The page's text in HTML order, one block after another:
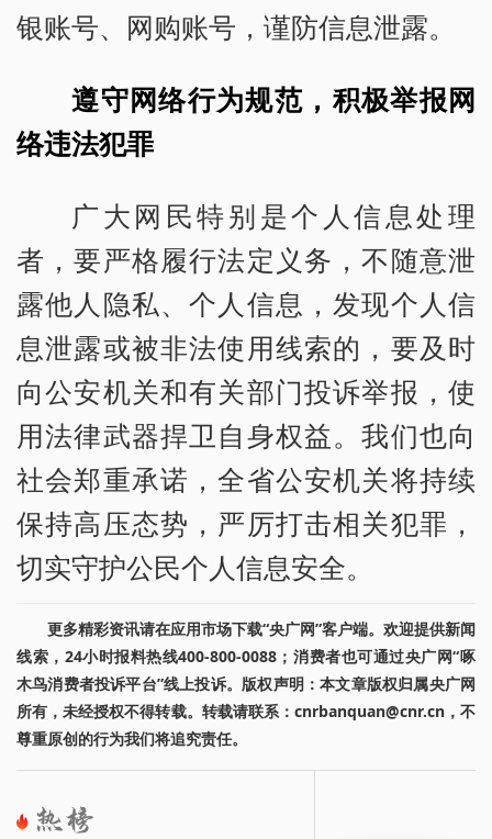
银账号、网购账号，谨防信息泄露。
遵守网络行为规范，积极举报网
络违法犯罪
广大网民特别是个人信息处理
者，要严格履行法定义务，不随意泄
露他人隐私、个人信息，发现个人信
息泄露或被非法使用线索的，要及时
向公安机关和有关部门投诉举报，使
用法律武器捍卫自身权益。我们也向
社会郑重承诺，全省公安机关将持续
保持高压态势，严厉打击相关犯罪，
切实守护公民个人信息安全。
更多精彩资讯请在应用市场下载“央广网”客户端。欢迎提供新闻
线索，24小时报料热线400-800-0088；消费者也可通过央广网“啄
木鸟消费者投诉平台”线上投诉。版权声明：本文章版权归属央广网
所有，未经授权不得转载。转载请联系：cnrbanquan@cnr.cn，不
尊重原创的行为我们将追究责任。